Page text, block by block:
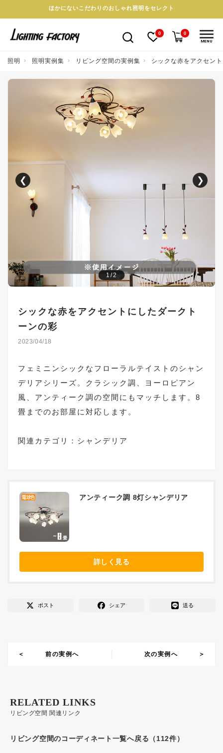
ほかにないこだわりのおしゃれ照明をセレクト
0 0
MENU
照明 照明実例集 リビング空間の実例集 シックな赤をアクセン
1/2
❮ ❯
シックな赤をアクセントにしたダークト
ーンの彩
2023/04/18
フェミニンシックなフローラルテイストのシャン
デリアシリーズ。クラシック調、ヨーロピアン
風、アンティーク調の空間にもマッチします。8
畳までのお部屋に対応します。
関連カテゴリ： シャンデリア
アンティーク調 8灯シャンデリア
詳しく見る
ポスト シェア 送る
前の実例へ 次の実例へ
リビング空間 関連リンク
RELATED LINKS
リビング空間のコーディネート一覧へ戻る（112件）